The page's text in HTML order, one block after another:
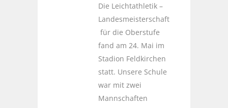
Die Leichtathletik –
Landesmeisterschaft
für die Oberstufe
fand am 24. Mai im
Stadion Feldkirchen
statt. Unsere Schule
war mit zwei
Mannschaften